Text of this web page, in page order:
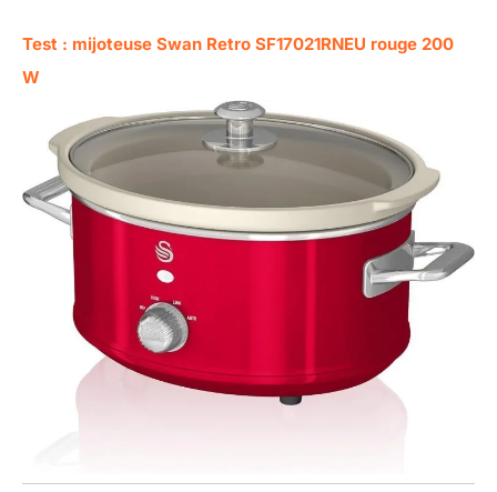
Test : mijoteuse Swan Retro SF17021RNEU rouge 200
W